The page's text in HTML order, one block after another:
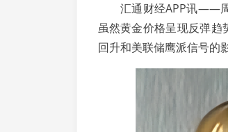
汇通财经APP讯——周
虽然黄金价格呈现反弹趋
回升和美联储鹰派信号的